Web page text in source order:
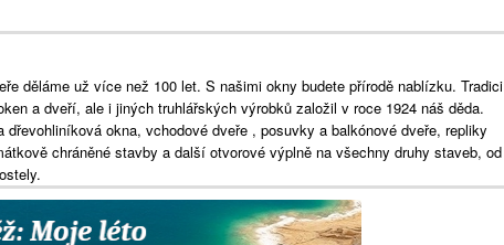
děláme už více než 100 let. S našimi okny budete přírodě nablízku. Tradici
a dveří, ale i jiných truhlářských výrobků založil v roce 1924 náš děda.
dřevohliníková okna, vchodové dveře , posuvky a balkónové dveře, repliky
chráněné stavby a další otvorové výplně na všechny druhy staveb, od